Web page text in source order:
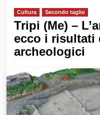
Cultura Secondo taglio
Tripi (Me) –
ecco i risultati
archeologici